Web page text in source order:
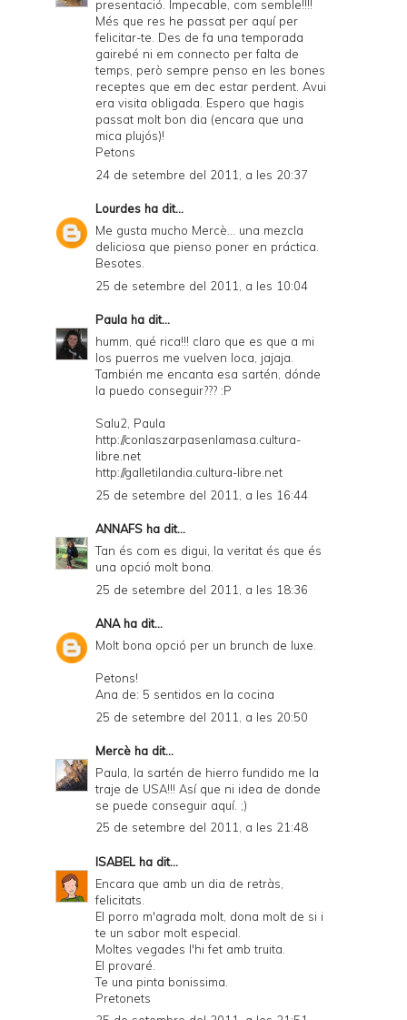
presentació. Impecable, com semble!!!!
Més que res he passat per aquí per
felicitar-te. Des de fa una temporada
gairebé ni em connecto per falta de
temps, però sempre penso en les bones
receptes que em dec estar perdent. Avui
era visita obligada. Espero que hagis
passat molt bon dia (encara que una
mica plujós)!
Petons
24 de setembre del 2011, a les 20:37
Lourdes ha dit...
Me gusta mucho Mercè... una mezcla
deliciosa que pienso poner en práctica.
Besotes.
25 de setembre del 2011, a les 10:04
Paula ha dit...
humm, qué rica!!! claro que es que a mi
los puerros me vuelven loca, jajaja.
También me encanta esa sartén, dónde
la puedo conseguir??? :P
Salu2, Paula
http://conlaszarpasenlamasa.cultura-
libre.net
http://galletilandia.cultura-libre.net
25 de setembre del 2011, a les 16:44
ANNAFS ha dit...
Tan és com es digui, la veritat és que és
una opció molt bona.
25 de setembre del 2011, a les 18:36
ANAha dit...
Molt bona opció per un brunch de luxe.
Petons!
Ana de: 5 sentidos en la cocina
25 de setembre del 2011, a les 20:50
Mercè ha dit...
Paula, la sartén de hierro fundido me la
traje de USA!!! Así que ni idea de donde
se puede conseguir aquí. ;)
25 de setembre del 2011, a les 21:48
ISABEL ha dit...
Encara que amb un dia de retràs,
felicitats.
El porro m'agrada molt, dona molt de si i
te un sabor molt especial.
Moltes vegades l'hi fet amb truita.
El provaré.
Te una pinta bonissima.
Pretonets